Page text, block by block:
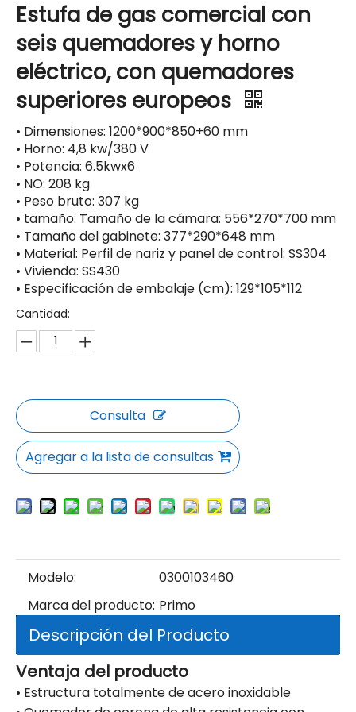
Estufa de gas comercial con
seis quemadores y horno
eléctrico, con quemadores
superiores europeos
• Dimensiones: 1200*900*850+60 mm
• Horno: 4,8 kw/380 V
• Potencia: 6.5kwx6
• NO: 208 kg
• Peso bruto: 307 kg
• tamaño: Tamaño de la cámara: 556*270*700 mm
• Tamaño del gabinete: 377*290*648 mm
• Material: Perfil de nariz y panel de control: SS304
• Vivienda: SS430
• Especificación de embalaje (cm): 129*105*112
Cantidad:
Consulta
Agregar a la lista de consultas
Modelo:
0300103460
Marca del producto: Primo
Descripción del Producto
Ventaja del producto
• Estructura totalmente de acero inoxidable